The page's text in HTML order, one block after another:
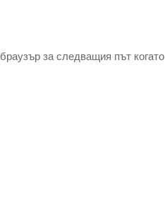
за следващия път когато